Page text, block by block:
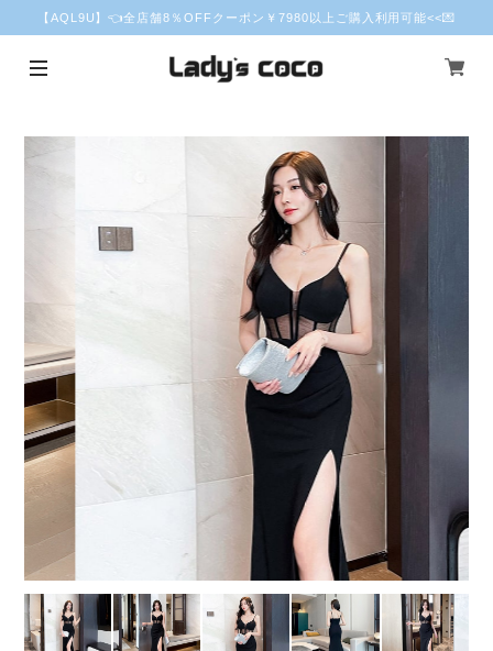
【AQL9U】👈全店舗8％OFFクーポン￥7980以上ご購入利用可能<<💌